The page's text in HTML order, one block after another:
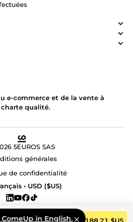
✔️ Solutions adaptées à vos
prioritaire 🤝 Je suis prêt à
pour discuter de vos
in English.
e-commerce et de la vente à
qualité.
5EUROS SAS
générales
de confidentialité
• USD ($US)